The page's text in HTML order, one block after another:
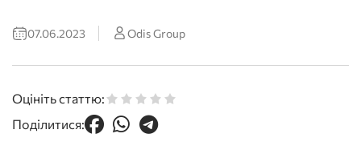
07.06.2023 Odis Group
Оцініть статтю:
Поділитися: